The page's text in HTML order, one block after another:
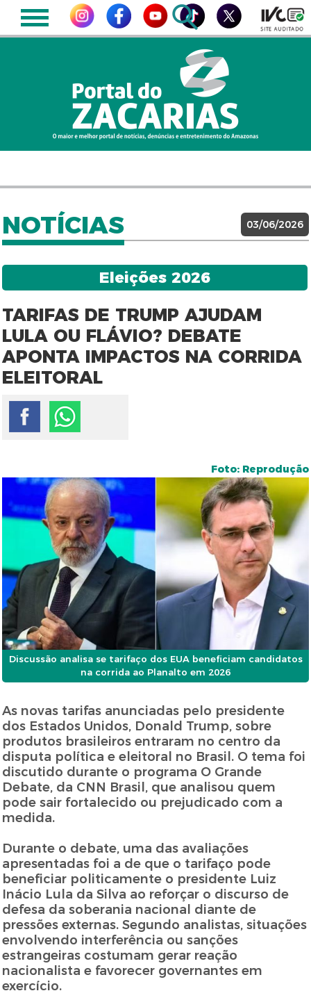
NOTÍCIAS 03/06/2026
Eleições 2026
TARIFAS DE TRUMP AJUDAM
LULA OU FLÁVIO? DEBATE
APONTA IMPACTOS NA CORRIDA
ELEITORAL
Foto: Reprodução
Discussão analisa se tarifaço dos EUA beneficiam candidatos
na corrida ao Planalto em 2026
As novas tarifas anunciadas pelo presidente
dos Estados Unidos, Donald Trump, sobre
produtos brasileiros entraram no centro da
disputa política e eleitoral no Brasil. O tema foi
discutido durante o programa O Grande
Debate, da CNN Brasil, que analisou quem
pode sair fortalecido ou prejudicado com a
medida.
Durante o debate, uma das avaliações
apresentadas foi a de que o tarifaço pode
beneficiar politicamente o presidente Luiz
Inácio Lula da Silva ao reforçar o discurso de
defesa da soberania nacional diante de
pressões externas. Segundo analistas, situações
envolvendo interferência ou sanções
estrangeiras costumam gerar reação
nacionalista e favorecer governantes em
exercício.